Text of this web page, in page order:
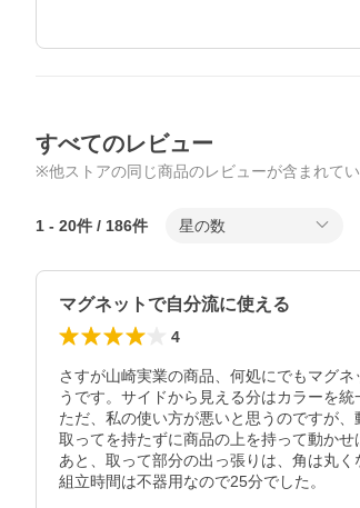
すべてのレビュー
※他ストアの同じ商品のレビューが含まれてい
1 - 20件 / 186件 星の数
マグネットで自分流に使える
4
さすが山崎実業の商品、何処にでもマグ
うです。サイドから見える分はカラーを
ただ、私の使い方が悪いと思うのですが
取ってを持たずに商品の上を持って動かせ
あと、取って部分の出っ張りは、角は丸
組立時間は不器用なので25分でした。